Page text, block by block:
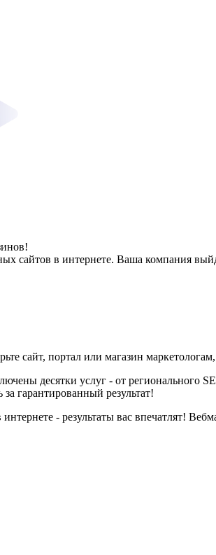
сайтов в интернете. Ваша компания
сайт, портал или магазин
десятки услуг - от регионального
гарантированный результат!
- результаты вас впечатлят!